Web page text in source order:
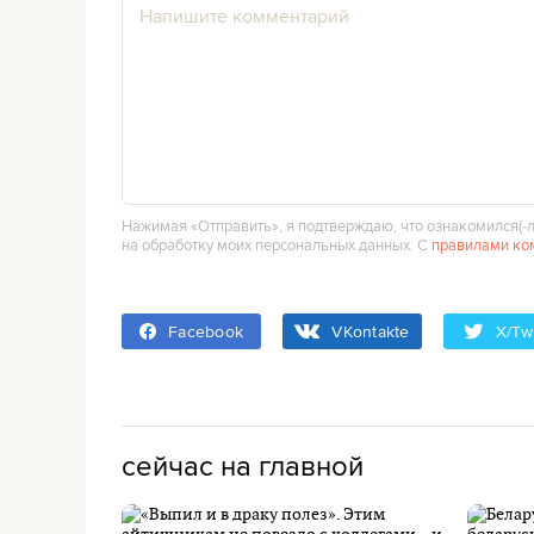
Нажимая «Отправить», я подтверждаю, что
на обработку моих персональных данных. С правилами
Facebook VKontakte X/
сейчас на главной